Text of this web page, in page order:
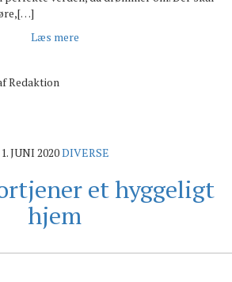
Læs mere
Redaktion
1. JUNI 2020DIVERSE
et hyggeligt
hjem